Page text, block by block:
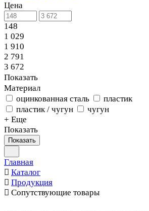
Цена
148
1 029
1 910
2 791
3 672
Показать
Материал
оцинкованная сталь
пластик
пластик / чугун
чугун
+ Еще
Показать
Показать
Главная
Каталог
Продукция
Сопутствующие товары